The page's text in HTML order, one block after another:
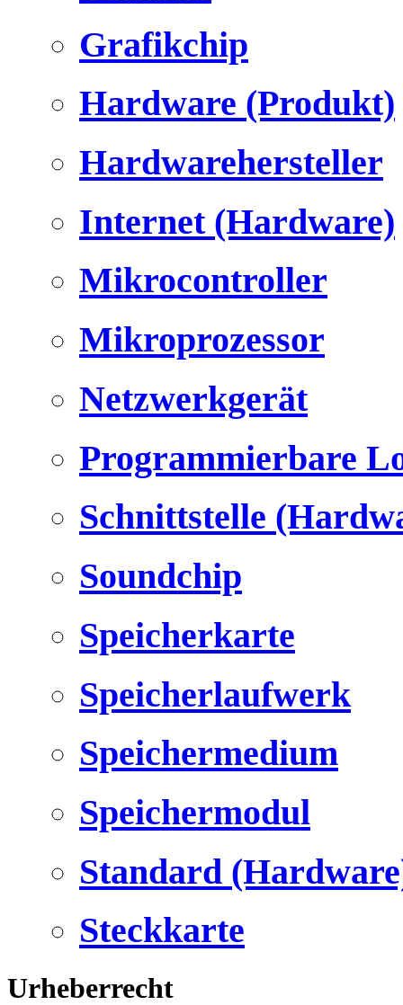
Grafikchip
Hardware (Produkt)
Hardwarehersteller
Internet (Hardware)
Mikrocontroller
Mikroprozessor
Netzwerkgerät
Programmierbare
Schnittstelle
Soundchip
Speicherkarte
Speicherlaufwerk
Speichermedium
Speichermodul
Standard
Steckkarte
Urheberrecht